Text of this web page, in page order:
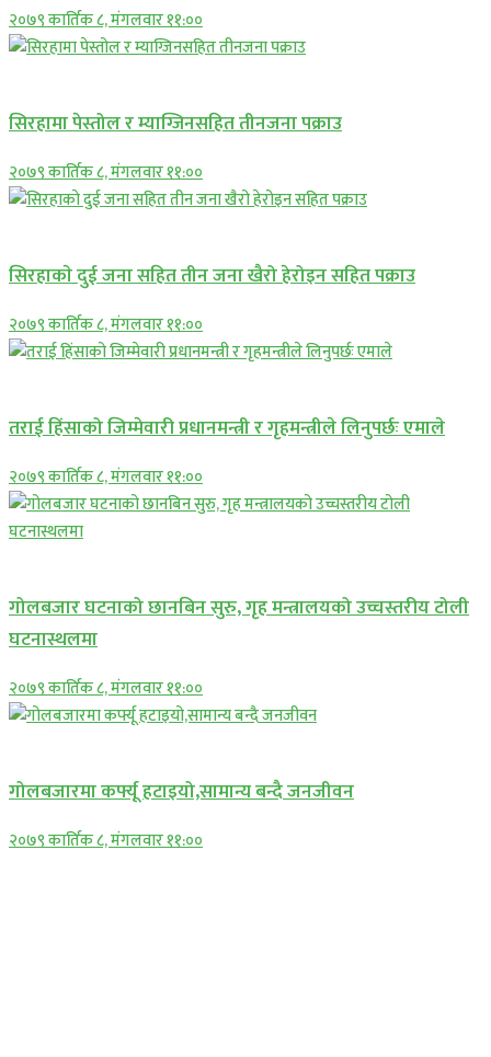
२०७९ कार्तिक ८, मंगलवार ११:००
सिरहामा पेस्तोल र म्याग्जिनसहित तीनजना पक्राउ
२०७९ कार्तिक ८, मंगलवार ११:००
सिरहाकाे दुई जना सहित तीन जना खैरो हेरोइन सहित पक्राउ
२०७९ कार्तिक ८, मंगलवार ११:००
तराई हिंसाको जिम्मेवारी प्रधानमन्त्री र गृहमन्त्रीले लिनुपर्छः एमाले
२०७९ कार्तिक ८, मंगलवार ११:००
गोलबजार घटनाको छानबिन सुरु, गृह मन्त्रालयको उच्चस्तरीय टोली
घटनास्थलमा
२०७९ कार्तिक ८, मंगलवार ११:००
गोलबजारमा कर्फ्यू हटाइयो,सामान्य बन्दै जनजीवन
२०७९ कार्तिक ८, मंगलवार ११:००